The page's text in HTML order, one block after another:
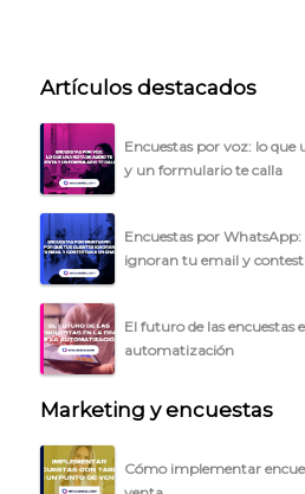
PRECIOS
BLOG
ACCEDER →
Artículos destacados
Encuestas por voz: lo
y un formulario te calla
Encuestas por
ignoran tu email y
El futuro de las encuestas
automatización
Marketing y encuestas
Cómo implementar